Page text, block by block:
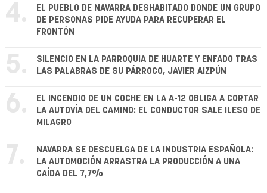
4.
EL PUEBLO DE NAVARRA DESHABITADO DONDE UN GRUPO
DE PERSONAS PIDE AYUDA PARA RECUPERAR EL
FRONTÓN
5.
SILENCIO EN LA PARROQUIA DE HUARTE Y ENFADO TRAS
LAS PALABRAS DE SU PÁRROCO, JAVIER AIZPÚN
6.
EL INCENDIO DE UN COCHE EN LA A-12 OBLIGA A CORTAR
LA AUTOVÍA DEL CAMINO: EL CONDUCTOR SALE ILESO DE
MILAGRO
7.
NAVARRA SE DESCUELGA DE LA INDUSTRIA ESPAÑOLA:
LA AUTOMOCIÓN ARRASTRA LA PRODUCCIÓN A UNA
CAÍDA DEL 7,7%